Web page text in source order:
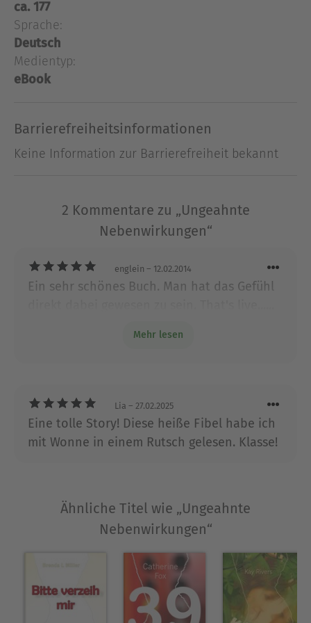
danach fühlt sich an wie ein Zahnarztbesuch,
denn die Traumfrau ist nicht mehr da. Es beginnt
eine Odyssee der Liebe, Verzweiflung, Eifersucht ...
denn immer neue Überraschungen aus der
Vergangenheit der Ärztin kommen ans Licht ...
ca. 177
Sprache:
Deutsch
Medientyp:
eBook
Barrierefreiheitsinformationen
Keine Information zur Barrierefreiheit bekannt
2 Kommentare zu „Ungeahnte
Nebenwirkungen“
englein – 12.02.2014
Ein sehr schönes Buch. Man hat das Gefühl
Mehr lesen
Lia – 27.02.2025
Eine tolle Story! Diese heiße Fibel habe ich
mit Wonne in einem Rutsch gelesen. Klasse!
Ähnliche Titel wie „Ungeahnte
Nebenwirkungen“